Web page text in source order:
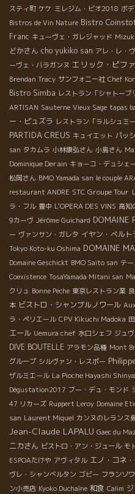
スティ町 ケケ ミレジム・ビオ2018 ボ
Bistros de Vin Nature Bistro
Franc キューヴェ・ガレジャッド
どかさん cho yukiko san アレ・レ・
ーヴェ・バラガンヌ エリック・ピフ
Brendan Tracy サンフォニー社 Chef
Bistro Simba レストラン「シャトーブ
ARTISAN Sauterne Vieux Sage tapas
ー・ピュズラ レストラン「ラルシュミー
PARTIDA CREUS キュイエット パッ
san タカムラ 小林康弘さん 小島さん
Dominique Derain キョーコ・デュシェ
松岡さん BMO Yamada san le couple
restaurant ANDRE STC Groupe Tour
ラ・フル 豊中 L'OPERA DES VINS 高知
9カーヴ Jérôme Guichard DOMAINE
ー ヴァンサン・ガレタ イヤン・ベルト
Tokyo Koto-ku Oshima DOMAINE
Domaine Geschickt BMO Saito san テ
Coexistence TosaYamada Mitani san
クリュ Bonne Peche 東京レストラン業
本 ビストロ・シャンブルノワール
ラ・ペリエール CPV Kikuchi Madoka
エール Uemura chef 水口シェフ ジュ
DIVE BOUTELLE アラモン品種 Mont
グループ シルヴァン・レスポー
ザルミエール La Pioche Hayashi Shinya
Dégustation2017 ブー・デュ・モンド
47 リカーズ Ruppert Leroy Domaine
san Laurent Miquel カンヌのレランス
Jean-Claude LAPALU Gaec du
ニカさん ビストロ・アン・ジュール モ
ESPOAたけや アヴィタル エノ・コネ
ヴレ・シャンべルタン ゴビー フランソ
ン小売店 Kyoko Duchaîne 和食 Calim